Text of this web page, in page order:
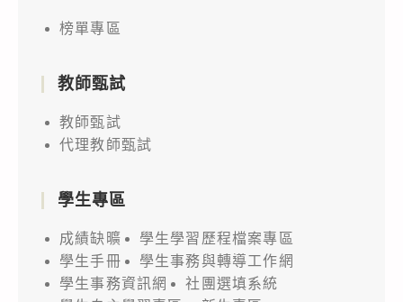
榜單專區
教師甄試
教師甄試
代理教師甄試
學生專區
成績缺曠
學生學習歷程檔案專區
學生手冊
學生事務與轉導工作網
學生事務資訊網
社團選填系統